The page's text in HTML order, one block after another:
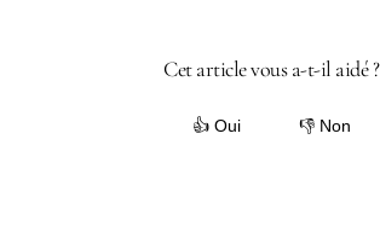
Cet article vous a-t-il aidé ?
👍 Oui 👎 Non